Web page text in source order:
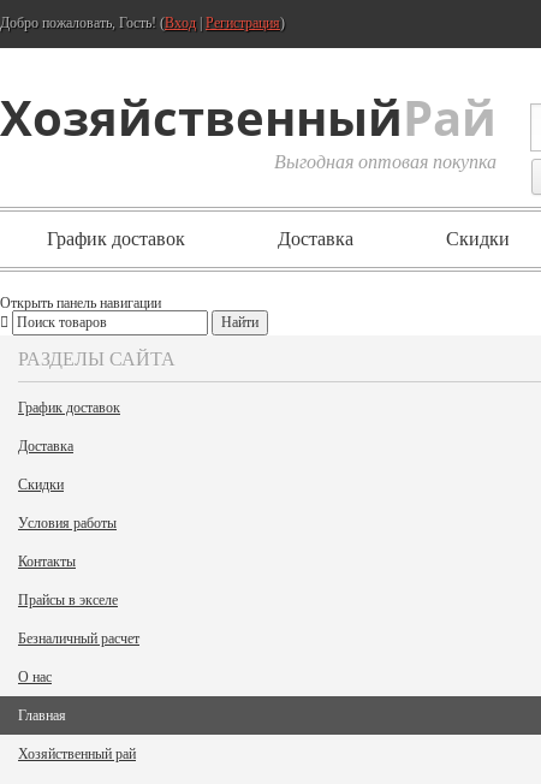
Добро пожаловать, Гость! (Вход Регистрация)
ХозяйственныйРай
Выгодная оптовая покупка
График доставок Доставка Скидки
Открыть панель навигации
РАЗДЕЛЫ САЙТА
График доставок
Доставка
Скидки
Условия работы
Контакты
Прайсы в экселе
Безналичный расчет
О нас
Главная
Хозяйственный рай